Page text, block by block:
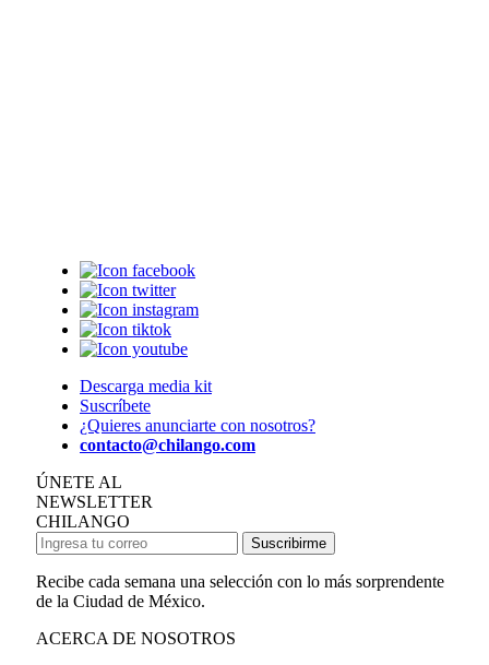
Descarga media kit
Suscríbete
¿Quieres anunciarte con nosotros?
contacto@chilango.com
ÚNETE AL
NEWSLETTER
CHILANGO
Suscribirme
Recibe cada semana una selección con lo más sorprendente
de la Ciudad de México.
ACERCA DE NOSOTROS